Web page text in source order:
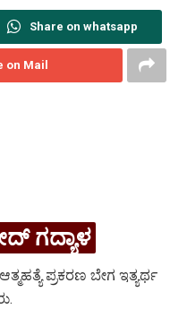
Share on whatsapp
on Mail
ಗದ್ಯಾಳ
ಪ್ರಕರಣ ಬೇಗ ಇತ್ಯರ್ಥ